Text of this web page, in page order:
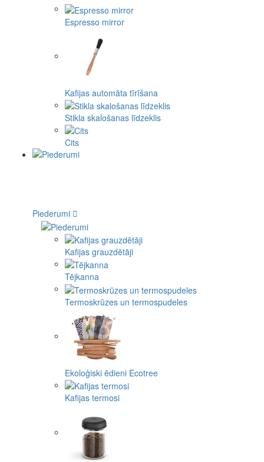
Espresso mirror
Kafijas automāta tīrīšana
Stikla skalošanas līdzeklis
Cits
Piederumi
Kafijas grauzdētāji
Tējkanna
Termoskrūzes un termospudeles
Ekoloģiski ēdieni Ecotree
Kafijas termosi